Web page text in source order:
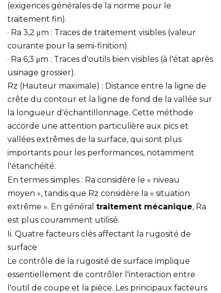
(exigences générales de la norme pour le
traitement fin).
· Ra 3,2 μm : Traces de traitement visibles (valeur
courante pour la semi-finition).
· Ra 6,3 μm : Traces d'outils bien visibles (à l'état après
usinage grossier).
Rz (Hauteur maximale) : Distance entre la ligne de
crête du contour et la ligne de fond de la vallée sur
la longueur d'échantillonnage. Cette méthode
accorde une attention particulière aux pics et
vallées extrêmes de la surface, qui sont plus
importants pour les performances, notamment
l'étanchéité.
En termes simples : Ra considère le « niveau
moyen », tandis que Rz considère la « situation
extrême ». En général traitement mécanique, Ra
est plus couramment utilisé.
Ii. Quatre facteurs clés affectant la rugosité de
surface
Le contrôle de la rugosité de surface implique
essentiellement de contrôler l'interaction entre
l'outil de coupe et la pièce. Les principaux facteurs